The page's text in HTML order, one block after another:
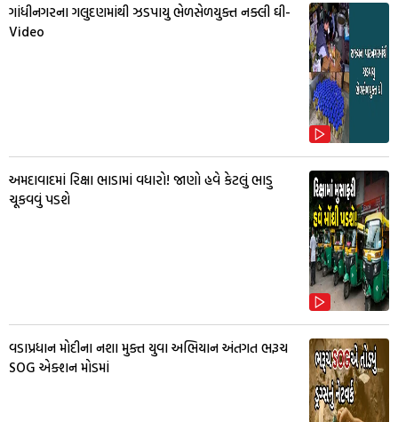
ગાંધીનગરના ગલુદણમાંથી ઝડપાયુ ભેળસેળયુક્ત નક્લી ઘી-
Video
અમદાવાદમાં રિક્ષા ભાડામાં વધારો! જાણો હવે કેટલું ભાડુ
ચૂકવવું પડશે
વડાપ્રધાન મોદીના નશા મુક્ત યુવા અભિયાન અંતગત ભરૂચ
SOG એક્શન મોડમાં